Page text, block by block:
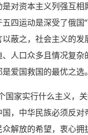
对资本主义列强互
四运动是深受了俄
蔽之，社会主义的
人口众多且情况复
爱国救国的最优之选。
国家实行什么主义，
，中华民族必须反
解放的希望，衷心